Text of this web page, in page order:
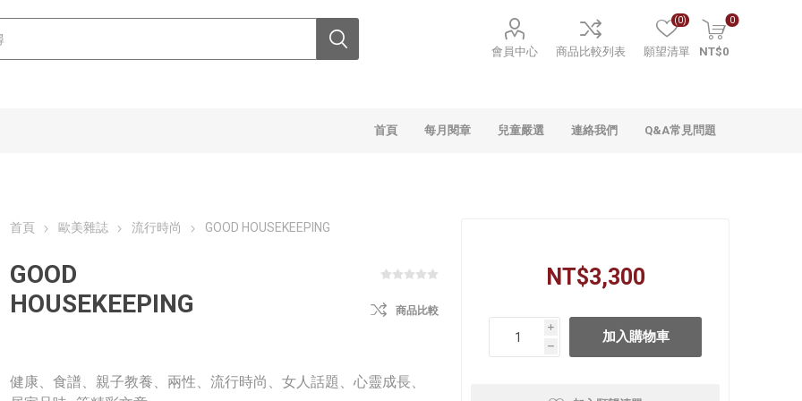
會員中心 商品比較列表 願望清單
(0) 0
NT$0
首頁 每月閱章 兒童嚴選 連絡我們 Q&A常見問題
首頁 歐美雜誌 流行時尚 GOOD HOUSEKEEPING
GOOD
HOUSEKEEPING
商品比較
健康、食譜、親子教養、兩性、流行時尚、女人話題、心靈成長、
NT$3,300
i
h